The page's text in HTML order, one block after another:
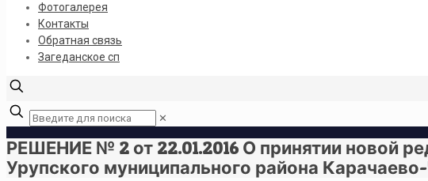
Фотогалерея
Контакты
Обратная связь
Загеданское сп
✕
РЕШЕНИЕ № 2 от 22.01.2016 О принятии новой
Урупского муниципального района